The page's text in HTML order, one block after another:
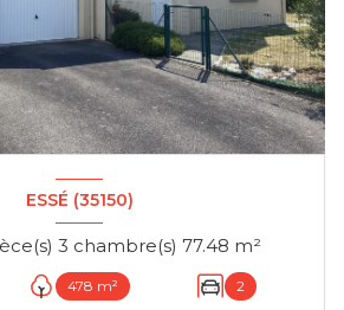
ESSÉ (35150)
Maison 4 pièce(s) 3 chambre(s) 77.48 m²
478 m² 2